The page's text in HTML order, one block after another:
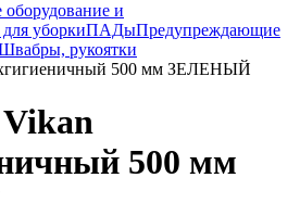
и
уборкиПАДыПредупреждающие
рукоятки
500 мм ЗЕЛЕНЫЙ
Vikan
500 мм